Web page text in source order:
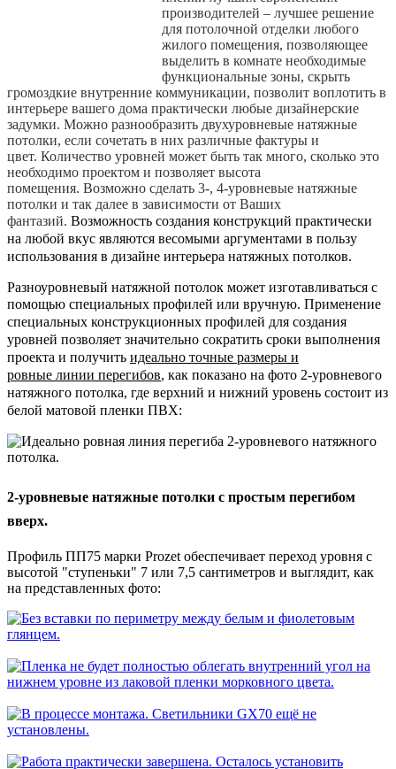
производителей – лучшее решение
для потолочной отделки любого
жилого помещения, позволяющее
выделить в комнате необходимые
функциональные зоны, скрыть
громоздкие внутренние коммуникации, позволит воплотить в
интерьере вашего дома практически любые дизайнерские
задумки. Можно разнообразить двухуровневые натяжные
потолки, если сочетать в них различные фактуры и
цвет. Количество уровней может быть так много, сколько это
необходимо проектом и позволяет высота
помещения. Возможно сделать 3-, 4-уровневые натяжные
потолки и так далее в зависимости от Ваших
фантазий. Возможность создания конструкций практически
на любой вкус являются весомыми аргументами в пользу
использования в дизайне интерьера натяжных потолков.
Разноуровневый натяжной потолок может изготавливаться с
помощью специальных профилей или вручную. Применение
специальных конструкционных профилей для создания
уровней позволяет значительно сократить сроки выполнения
проекта и получить идеально точные размеры и
ровные линии перегибов, как показано на фото 2-уровневого
натяжного потолка, где верхний и нижний уровень состоит из
белой матовой пленки ПВХ:
2-уровневые натяжные потолки с простым перегибом
вверх.
Профиль ПП75 марки Prozet обеспечивает переход уровня с
высотой "ступеньки" 7 или 7,5 сантиметров и выглядит, как
на представленных фото: